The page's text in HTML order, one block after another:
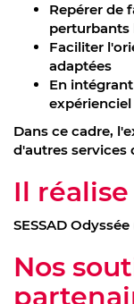
Repérer de
Faciliter
adaptées
En
Dans ce cadre,
d'autres services
Il
SESSAD
Nos